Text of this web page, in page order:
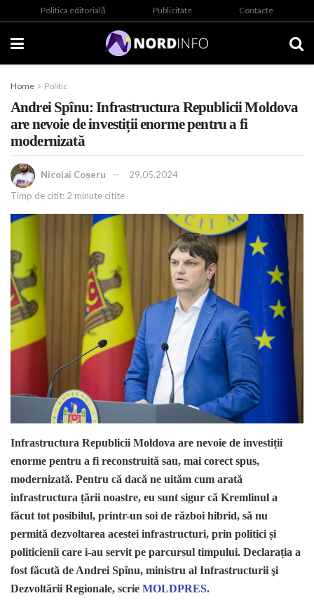
Politica editorială Publicitate Contacte
Home Politic
Andrei Spînu: Infrastructura Republicii Moldova
are nevoie de investiții enorme pentru a fi
modernizată
Nicolai Coșeru
29.05.2024
Timp de citit: 2 minute citite
Infrastructura Republicii Moldova are nevoie de investiții
enorme pentru a fi reconstruită sau, mai corect spus,
modernizată. Pentru că dacă ne uităm cum arată
infrastructura țării noastre, eu sunt sigur că Kremlinul a
făcut tot posibilul, printr-un soi de război hibrid, să nu
permită dezvoltarea acestei infrastructuri, prin politici și
politicienii care i-au servit pe parcursul timpului. Declarația a
fost făcută de Andrei Spînu, ministru al Infrastructurii şi
Dezvoltării Regionale, scrie MOLDPRES.